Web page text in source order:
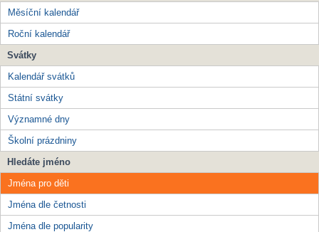
Měsíční kalendář
Roční kalendář
Svátky
Kalendář svátků
Státní svátky
Významné dny
Školní prázdniny
Hledáte jméno
Jména pro děti
Jména dle četnosti
Jména dle popularity